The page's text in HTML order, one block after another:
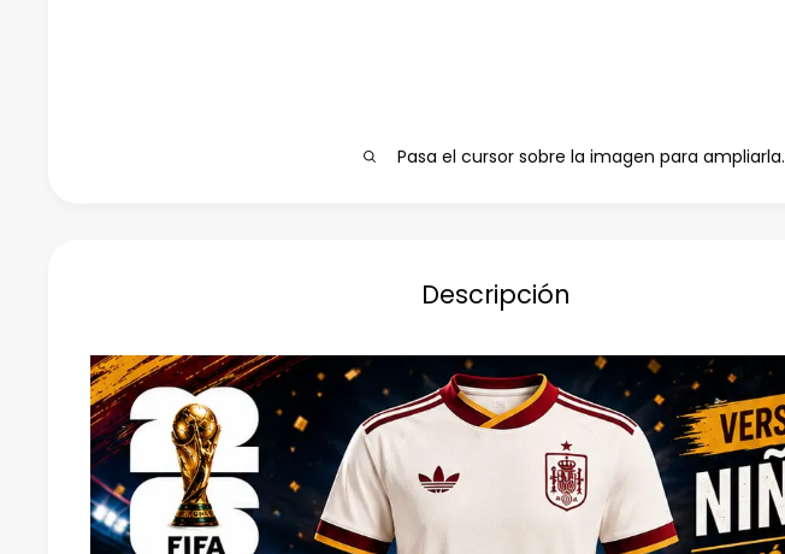
Pasa el cursor sobre la imagen para ampliarla.
Descripción